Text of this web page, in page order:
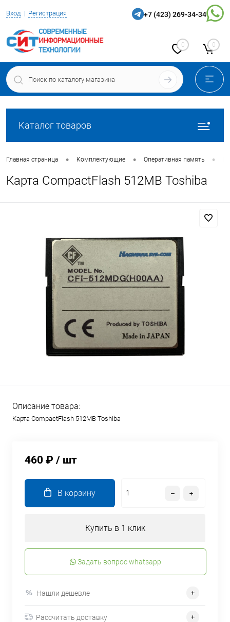
Вход Регистрация +7 (423) 269-34-34
0 0
Каталог товаров
Главная страница • Комплектующие • Оперативная память •
Карта CompactFlash 512MB Toshiba
Описание товара:
Карта CompactFlash 512MB Toshiba
460 ₽ / шт
В корзину
Купить в 1 клик
Задать вопрос whatsapp
Нашли дешевле
Рассчитать доставку